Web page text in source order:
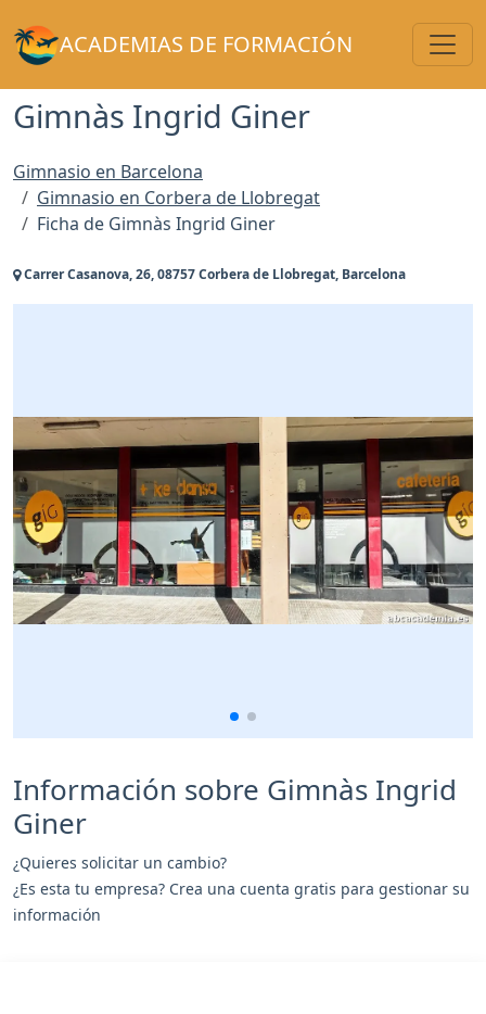
ACADEMIAS DE FORMACIÓN
Gimnàs Ingrid Giner
Gimnasio en Barcelona
Gimnasio en Corbera de Llobregat
Ficha de Gimnàs Ingrid Giner
Carrer Casanova, 26, 08757 Corbera de Llobregat, Barcelona
Información sobre Gimnàs Ingrid
Giner
¿Quieres solicitar un cambio?
¿Es esta tu empresa? Crea una cuenta gratis para gestionar su
información